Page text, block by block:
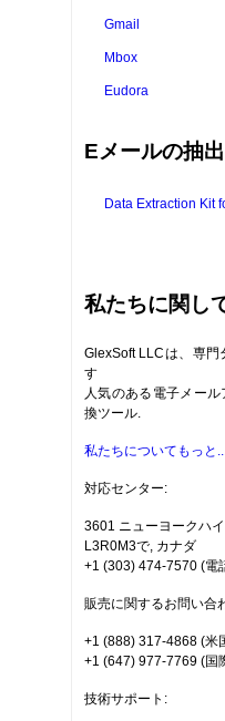
Gmail
Mbox
Eudora
Eメールの抽
Data Extraction Kit
私たちに関し
GlexSoft LLCは、専
す
人気のある電子メー
換ツール.
私たちについてもっと
対応センター:
3601 ニューヨークハ
L3R0M3で, カナダ
+1 (303) 474-7570 (電
販売に関するお問い合
+1 (888) 317-4868 (米
+1 (647) 977-7769 (国
技術サポート: